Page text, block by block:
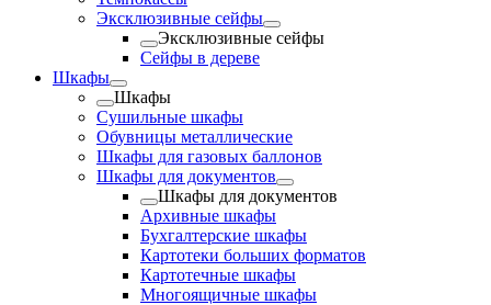
Эксклюзивные сейфы
Эксклюзивные сейфы
Сейфы в дереве
Шкафы
Шкафы
Cушильные шкафы
Обувницы металлические
Шкафы для газовых баллонов
Шкафы для документов
Шкафы для документов
Архивные шкафы
Бухгалтерские шкафы
Картотеки больших форматов
Картотечные шкафы
Многоящичные шкафы